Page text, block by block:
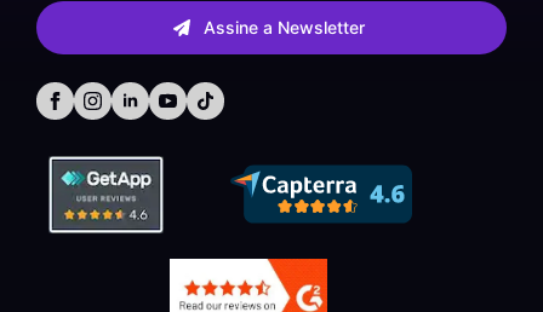
Assine a Newsletter